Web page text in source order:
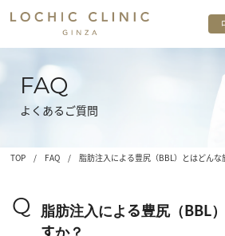
FAQ
よくあるご質問
TOP / FAQ / 脂肪注入による豊尻（BBL）とはどんな
Q
脂肪注入による豊尻（BBL
すか？